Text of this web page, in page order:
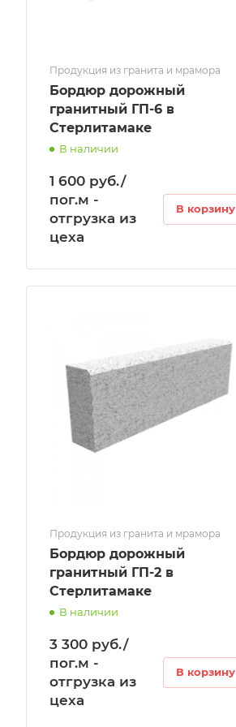
Продукция из гранита и мрамора
Бордюр дорожный
гранитный ГП-6 в
Стерлитамаке
В наличии
1 600 руб./
пог.м -
отгрузка из
цеха
В корзину
Продукция из гранита и мрамора
Бордюр дорожный
гранитный ГП-2 в
Стерлитамаке
В наличии
3 300 руб./
пог.м -
отгрузка из
цеха
В корзину